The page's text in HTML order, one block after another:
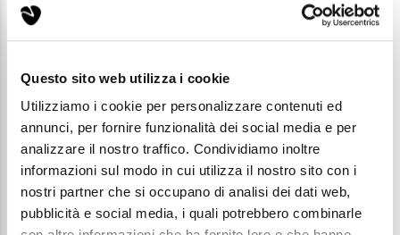
Questo sito web utilizza i cookie
Utilizziamo i cookie per personalizzare contenuti ed
annunci, per fornire funzionalità dei social media e per
analizzare il nostro traffico. Condividiamo inoltre
informazioni sul modo in cui utilizza il nostro sito con i
nostri partner che si occupano di analisi dei dati web,
pubblicità e social media, i quali potrebbero combinarle
227 - PROFUMO LUXURY
UNISEX 3ML
Codice: T227
Prezzo di listino:
€ 1,69